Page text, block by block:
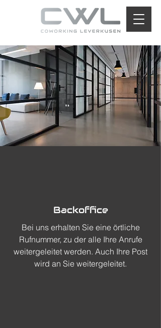
Backoffice
Bei uns erhalten Sie eine örtliche
Rufnummer, zu der alle Ihre Anrufe
weitergeleitet werden. Auch Ihre Post
wird an Sie weitergeleitet.